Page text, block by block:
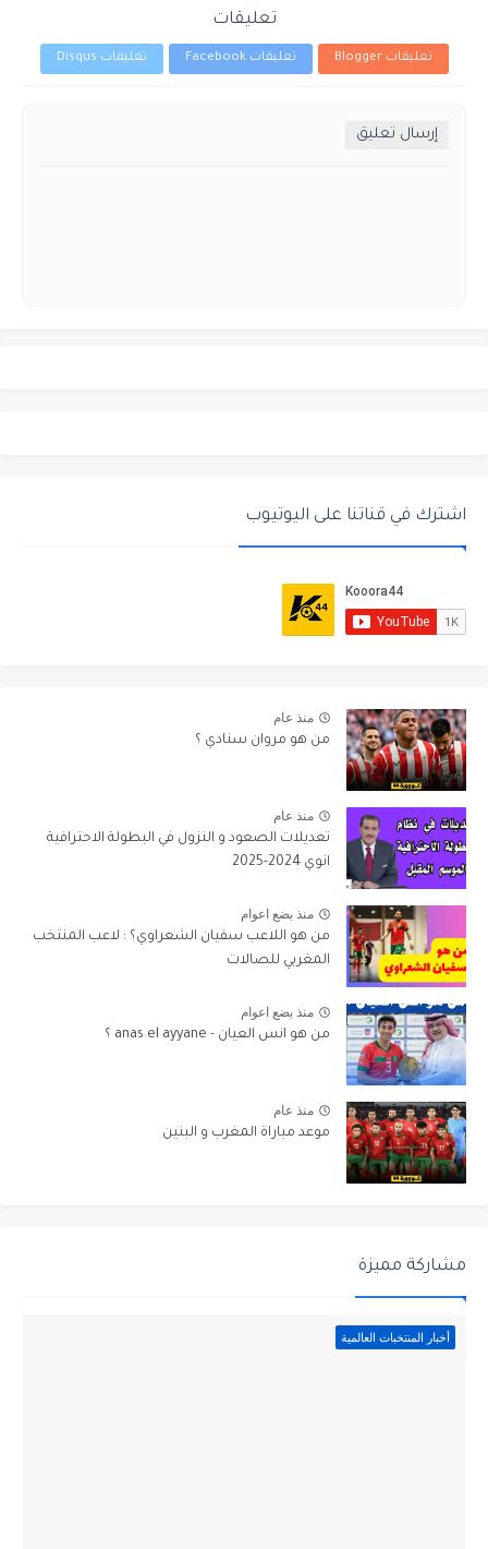
تعليقات
تعليقات Blogger تعليقات Facebook تعليقات Disqus
إرسال تعليق
اشترك في قناتنا على اليوتيوب
منذ عام
من هو مروان سنادي ؟
منذ عام
تعديلات الصعود و النزول في البطولة الاحترافية
انوي 2024-2025
منذ بضع اعوام
من هو اللاعب سفيان الشعراوي؟ : لاعب المنتخب
المغربي للصالات
منذ بضع اعوام
من هو انس العيان - anas el ayyane ؟
منذ عام
موعد مباراة المغرب و البنين
مشاركة مميزة
أخبار المنتخبات العالمية